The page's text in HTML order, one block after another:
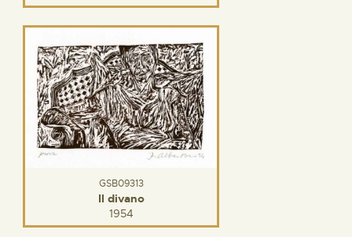
GSB09313
Il divano
1954